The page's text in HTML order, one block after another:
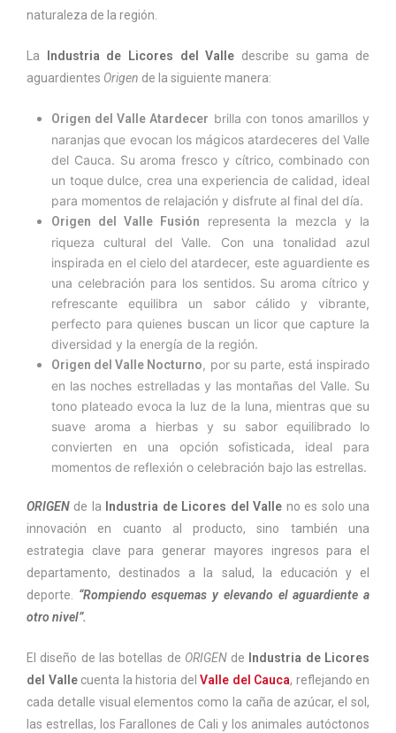
naturaleza de la región.
La Industria de Licores del Valle describe su gama de
aguardientes Origen de la siguiente manera:
Origen del Valle Atardecer brilla con tonos amarillos y
naranjas que evocan los mágicos atardeceres del Valle
del Cauca. Su aroma fresco y cítrico, combinado con
un toque dulce, crea una experiencia de calidad, ideal
para momentos de relajación y disfrute al final del día.
Origen del Valle Fusión representa la mezcla y la
riqueza cultural del Valle. Con una tonalidad azul
inspirada en el cielo del atardecer, este aguardiente es
una celebración para los sentidos. Su aroma cítrico y
refrescante equilibra un sabor cálido y vibrante,
perfecto para quienes buscan un licor que capture la
diversidad y la energía de la región.
Origen del Valle Nocturno, por su parte, está inspirado
en las noches estrelladas y las montañas del Valle. Su
tono plateado evoca la luz de la luna, mientras que su
suave aroma a hierbas y su sabor equilibrado lo
convierten en una opción sofisticada, ideal para
momentos de reflexión o celebración bajo las estrellas.
ORIGEN de la Industria de Licores del Valle no es solo una
innovación en cuanto al producto, sino también una
estrategia clave para generar mayores ingresos para el
departamento, destinados a la salud, la educación y el
deporte. “Rompiendo esquemas y elevando el aguardiente a
otro nivel”.
El diseño de las botellas de ORIGENde
Industria de Licores
del Vallecuenta la historia del Valle del Cauca, reflejando en
cada detalle visual elementos como la caña de azúcar, el sol,
las estrellas, los Farallones de Cali y los animales autóctonos